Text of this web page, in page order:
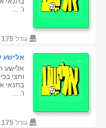
ו'. ...
גודל175 MB
אלישע עונה 1
וחצי
בתנאי
ו'. ...
גודל175 MB